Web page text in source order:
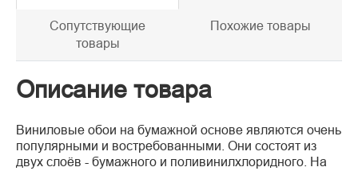
Сопутствующие
товары
Похожие товары
Описание товара
Виниловые обои на бумажной основе являются очень
популярными и востребованными. Они состоят из
двух слоёв - бумажного и поливинилхлоридного. На